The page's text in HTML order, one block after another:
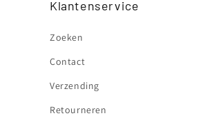
Klantenservice
Zoeken
Contact
Verzending
Retourneren